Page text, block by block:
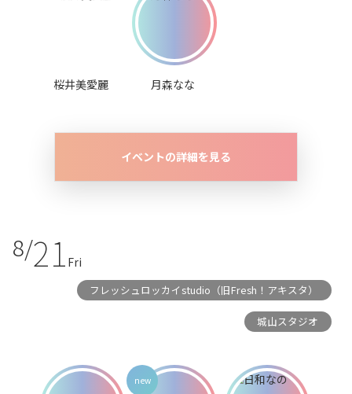
桜井美愛麗 月森なな
イベントの詳細を見る
8/21 Fri
フレッシュロッカイstudio（旧Fresh！アキスタ）
城山スタジオ